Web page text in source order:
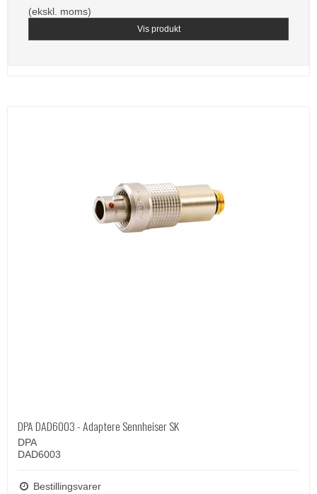
(ekskl. moms)
Vis produkt
DPA DAD6003 - Adaptere Sennheiser SK
DPA
DAD6003
Bestillingsvarer